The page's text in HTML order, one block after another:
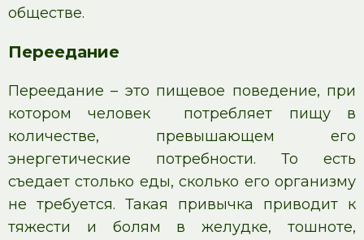
обществе.
Переедание
Переедание – это пищевое поведение, при
котором человек потребляет пищу в
количестве, превышающем его
энергетические потребности. То есть
съедает столько еды, сколько его организму
не требуется. Такая привычка приводит к
тяжести и болям в желудке, тошноте,